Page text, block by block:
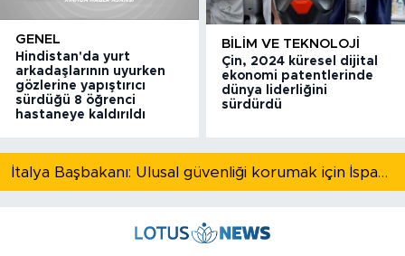
GENEL
Hindistan'da yurt
arkadaşlarının uyurken
gözlerine yapıştırıcı
sürdüğü 8 öğrenci
hastaneye kaldırıldı
BILIM VE TEKNOLOJI
Çin, 2024 küresel dijital
ekonomi patentlerinde
dünya liderliğini
sürdürdü
İtalya Başbakanı: Ulusal güvenliği korumak için İspanya ile Schengen kapsamındaki serbest dolaşımı askıya alıyoruz